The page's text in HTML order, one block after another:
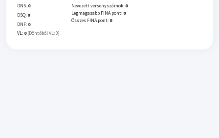
DNS: 0
DSQ: 0
DNF: 0
VL: 0 (Döntőből VL: 0)
Nevezett versenyszámok: 0
Legmagasabb FINA pont: 0
Összes FINA pont: 0